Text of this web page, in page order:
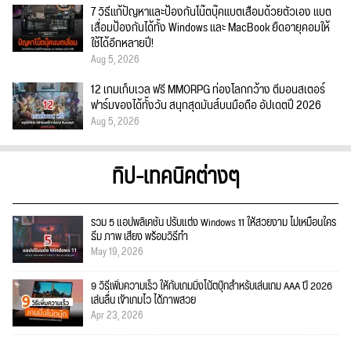
7 วิธีแก้ปัญหาและป้องกันโน๊ตบุ๊คแบตเสื่อมด้วยตัวเอง แบต
เสื่อมป้องกันได้ทั้ง Windows และ MacBook ยืดอายุคอมให้
ใช้ได้อีกหลายปี!
Aug 5, 2026
12 เกมเก็บเวล ฟรี MMORPG ท่องโลกกว้าง ตีมอนสเตอร์
ฟาร์มของได้ทั้งวัน สนุกสุดมันส์บนมือถือ อัปเดตปี 2026
Aug 5, 2026
ทิป-เทคนิคต่างๆ
รวม 5 แอปพลิเคชัน ปรับแต่ง Windows 11 ให้สวยงาม ไม่เหมือนใคร
ธีม ภาพ เสียง พร้อมวิธีทำ
May 19, 2026
9 วิธีเพิ่มความเร็ว ให้กับเกมมิ่งโน้ตบุ๊กสำหรับเล่นเกม AAA ปี 2026
เล่นลื่น เข้าเกมไว ได้ภาพสวย
Apr 23, 2026